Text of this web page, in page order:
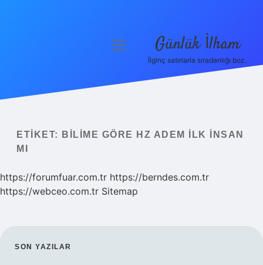
Yasal Uyarı
menüyü
Günlük İlham
İlginç satırlarla sıradanlığı boz.
ETIKET:
BILIME GÖRE HZ ADEM ILK INSAN
MI
https://forumfuar.com.tr https://berndes.com.tr
https://webceo.com.tr Sitemap
SIDEBAR
SON YAZILAR